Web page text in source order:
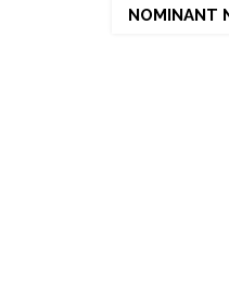
NOMINANT